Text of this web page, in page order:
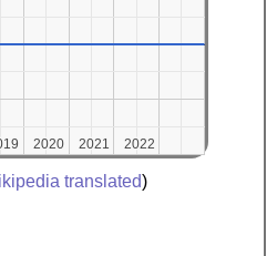
2020
2020 2021
2021 2022
2022
translated)